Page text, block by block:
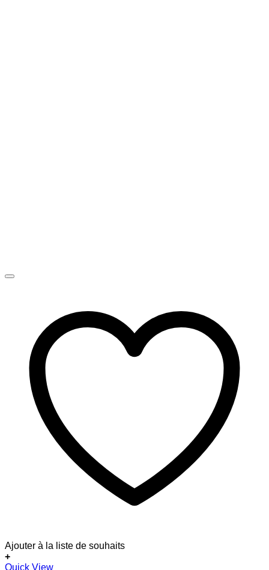
Ajouter à la liste de souhaits
+
Quick View